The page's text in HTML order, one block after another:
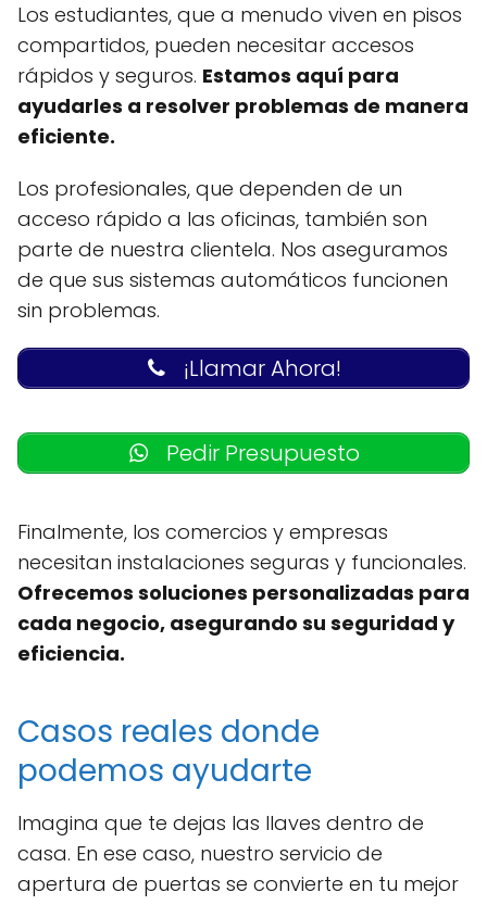
Los estudiantes, que a menudo viven en pisos
compartidos, pueden necesitar accesos
rápidos y seguros. Estamos aquí para
ayudarles a resolver problemas de manera
eficiente.
Los profesionales, que dependen de un
acceso rápido a las oficinas, también son
parte de nuestra clientela. Nos aseguramos
de que sus sistemas automáticos funcionen
sin problemas.
¡Llamar Ahora!
Pedir Presupuesto
Finalmente, los comercios y empresas
necesitan instalaciones seguras y funcionales.
Ofrecemos soluciones personalizadas para
cada negocio, asegurando su seguridad y
eficiencia.
Casos reales donde
podemos ayudarte
Imagina que te dejas las llaves dentro de
casa. En ese caso, nuestro servicio de
apertura de puertas se convierte en tu mejor